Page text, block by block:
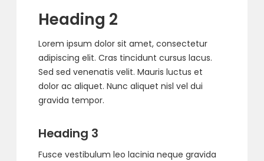
Heading 2
Lorem ipsum dolor sit amet, consectetur
adipiscing elit. Cras tincidunt cursus lacus.
Sed sed venenatis velit. Mauris luctus et
dolor ac aliquet. Nunc aliquet nisl vel dui
gravida tempor.
Heading 3
Fusce vestibulum leo lacinia neque gravida